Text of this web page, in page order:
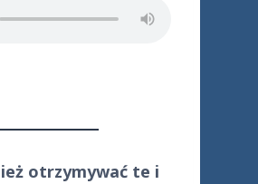
otrzymywać te i